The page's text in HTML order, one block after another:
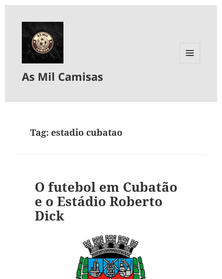
As Mil Camisas
Tag:estadio cubatao
O futebol em Cubatão
e o Estádio Roberto
Dick